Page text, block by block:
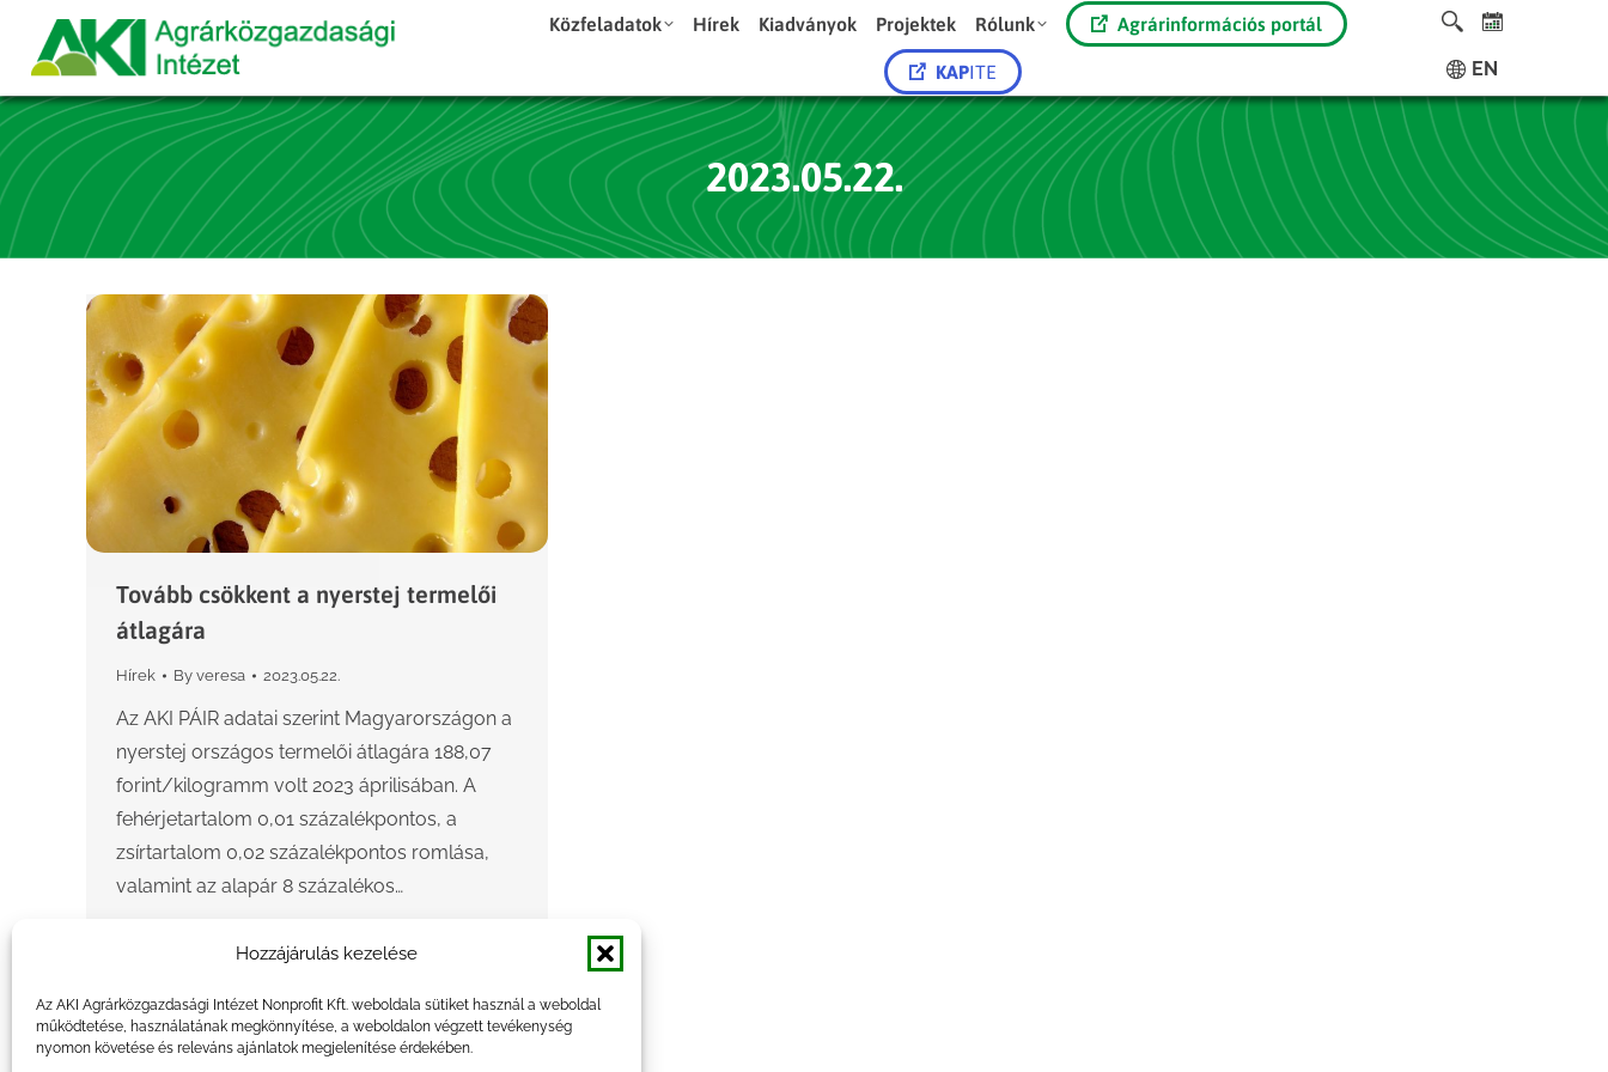
Hozzájárulás kezelése
Az AKI Agrárközgazdasági Intézet Nonprofit Kft. weboldala sütiket használ a weboldal
működtetése, használatának megkönnyítése, a weboldalon végzett tevékenység
nyomon követése és releváns ajánlatok megjelenítése érdekében.
Közfeladatok Hírek Kiadványok Projektek Rólunk Agrárinformációs portál
KAPITE EN
2023.05.22.
Tovább csökkent a nyerstej termelői
átlagára
Hírek By veresa 2023.05.22.
Az AKI PÁIR adatai szerint Magyarországon a
nyerstej országos termelői átlagára 188,07
forint/kilogramm volt 2023 áprilisában. A
fehérjetartalom 0,01 százalékpontos, a
zsírtartalom 0,02 százalékpontos romlása,
valamint az alapár 8 százalékos…